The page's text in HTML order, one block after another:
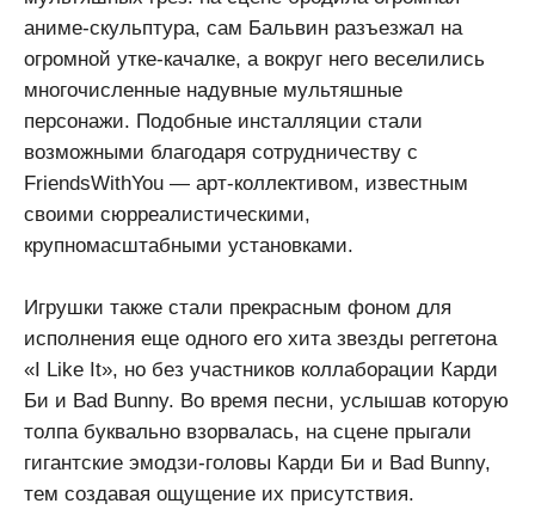
аниме-скульптура, сам Бальвин разъезжал на
огромной утке-качалке, а вокруг него веселились
многочисленные надувные мультяшные
персонажи. Подобные инсталляции стали
возможными благодаря сотрудничеству с
FriendsWithYou — арт-коллективом, известным
своими сюрреалистическими,
крупномасштабными установками.
Игрушки также стали прекрасным фоном для
исполнения еще одного его хита звезды реггетона
«I Like It», но без участников коллаборации Карди
Би и Bad Bunny. Во время песни, услышав которую
толпа буквально взорвалась, на сцене прыгали
гигантские эмодзи-головы Карди Би и Bad Bunny,
тем создавая ощущение их присутствия.